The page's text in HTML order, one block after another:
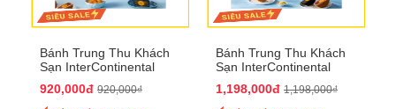
Bánh Trung Thu Khách
Sạn InterContinental
QTTT26
920,000đ 920,000₫
Bánh Trung Thu Khách
Sạn InterContinental
QTTT27
1,198,000đ 1,198,000₫